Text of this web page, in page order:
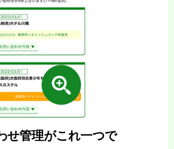
せ管理がこれ一つで